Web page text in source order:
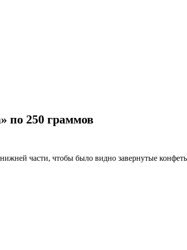
по 250 граммов
части, чтобы было видно завернутые